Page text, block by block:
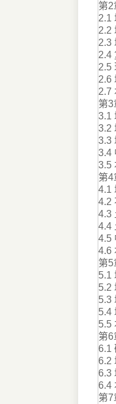
第2
2.1
2.2
2.3
2.4
2.5
2.6
2.7
第3
3.1
3.2
3.3
3.4
3.5
第4
4.1
4.2
4.3
4.4
4.5
4.6
第5
5.1
5.2
5.3
5.4
5.5
第6
6.1
6.2
6.3
6.4
第7